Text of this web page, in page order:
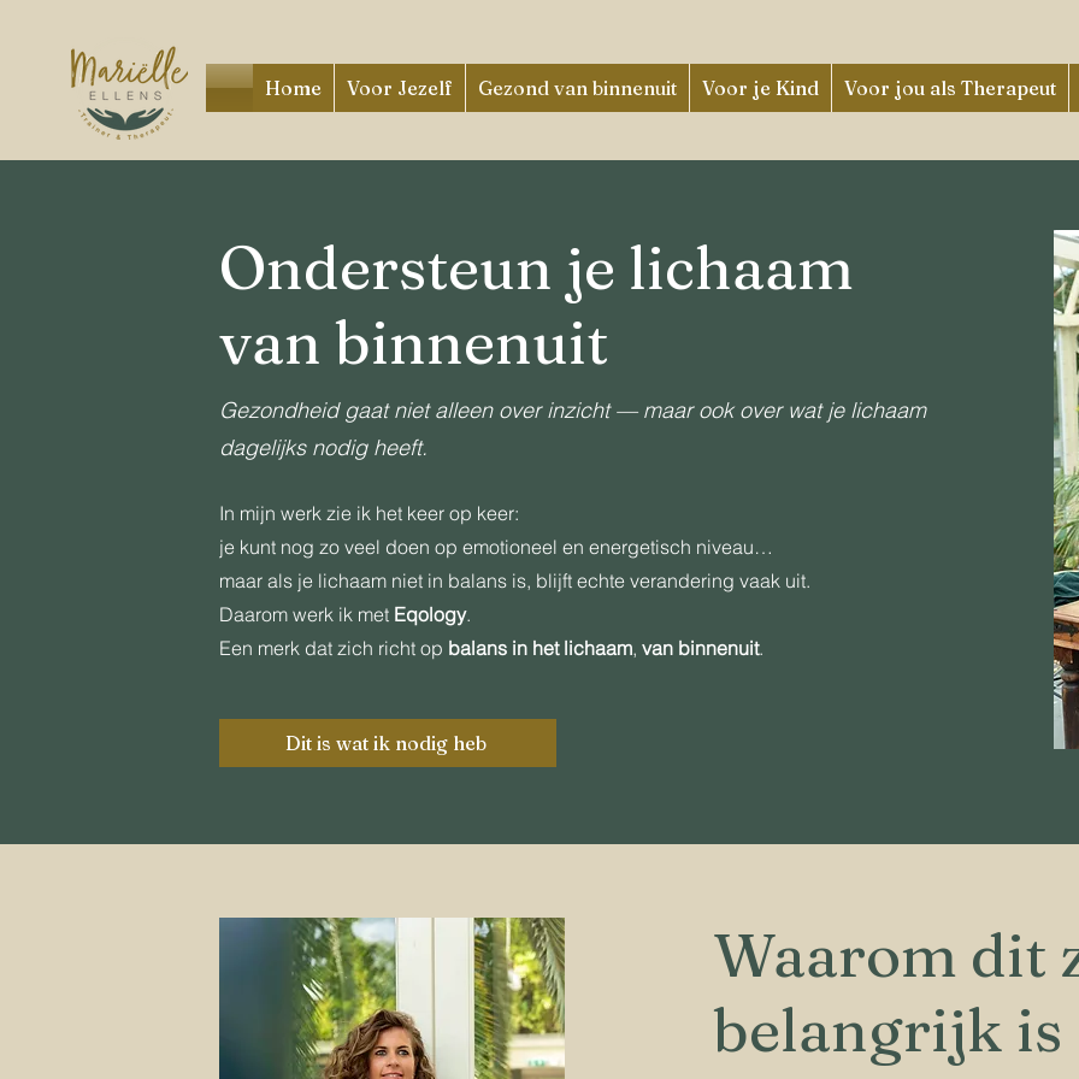
Home Voor Jezelf Gezond van binnenuit Voor je Kind Voor jou als Therapeut
Ondersteun je lichaam
van binnenuit
Gezondheid gaat niet alleen over inzicht — maar ook over wat je lichaam
dagelijks nodig heeft.
In mijn werk zie ik het keer op keer:
je kunt nog zo veel doen op emotioneel en energetisch niveau…
maar als je lichaam niet in balans is, blijft echte verandering vaak uit.
Daarom werk ik met Eqology.
Een merk dat zich richt op balans in het lichaam, van binnenuit.
Dit is wat ik nodig heb
Waarom dit
belangrijk is